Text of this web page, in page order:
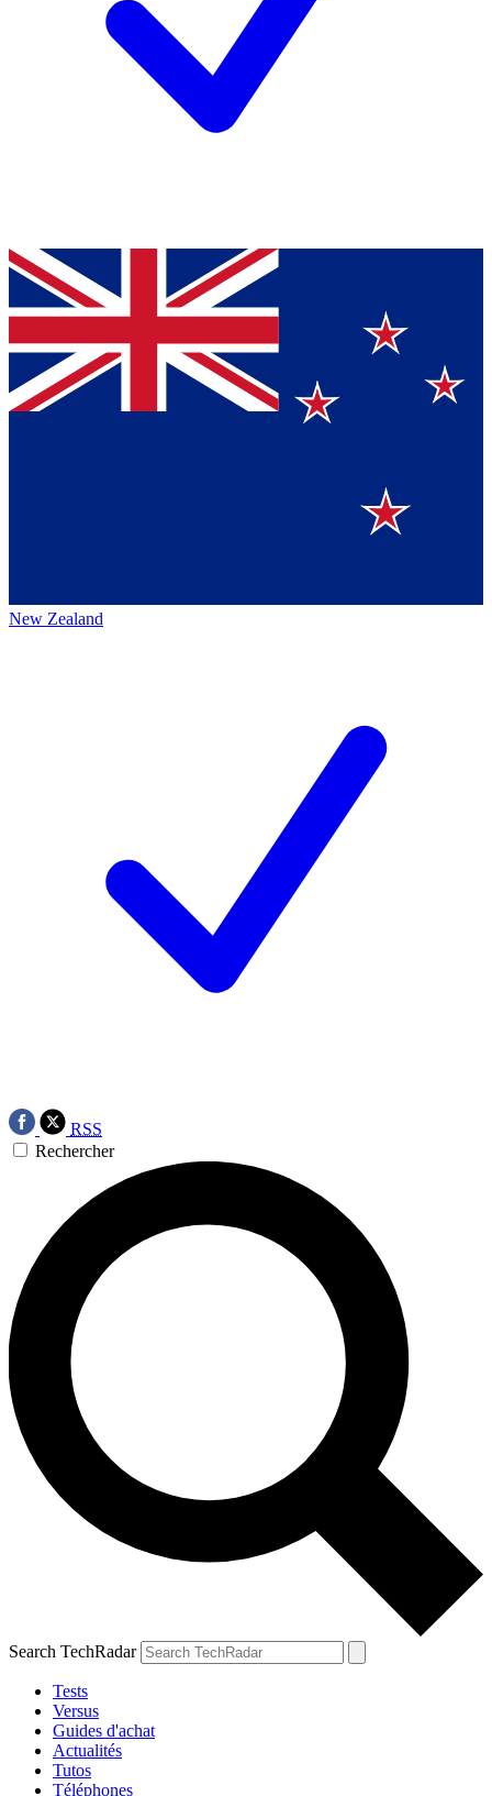
New Zealand
RSS
Rechercher
Search TechRadar
Tests
Versus
Guides d'achat
Actualités
Tutos
Téléphones